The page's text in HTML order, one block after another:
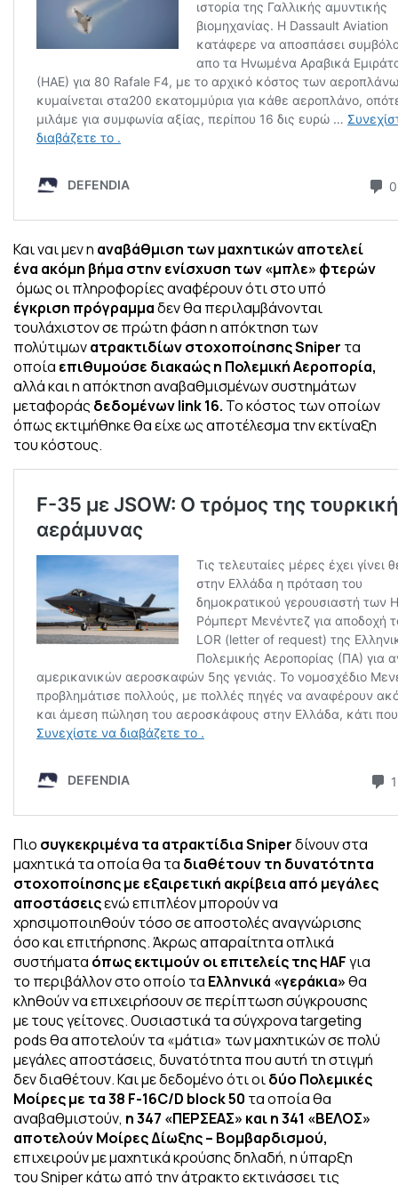
Και ναι μεν η αναβάθμιση των μαχητικών αποτελεί
ένα ακόμη βήμα στην ενίσχυση των «μπλε» φτερών
όμως οι πληροφορίες αναφέρουν ότι στο υπό
έγκριση πρόγραμμαδεν θα περιλαμβάνονται
τουλάχιστον σε πρώτη φάση η απόκτηση των
πολύτιμωνατρακτιδίων στοχοποίησης Sniper τα
οποία επιθυμούσε διακαώς η Πολεμική Αεροπορία,
αλλά και η απόκτηση αναβαθμισμένων συστημάτων
μεταφοράς δεδομένων link 16. Το κόστος των οποίων
όπως εκτιμήθηκε θα είχε ως αποτέλεσμα την εκτίναξη
του κόστους.
Πιο συγκεκριμένα τα ατρακτίδια Sniperδίνουν στα
μαχητικά τα οποία θα τα διαθέτουν τη δυνατότητα
στοχοποίησης με εξαιρετική ακρίβεια από μεγάλες
αποστάσειςενώ επιπλέον μπορούν να
χρησιμοποιηθούν τόσο σε αποστολές αναγνώρισης
όσο και επιτήρησης. Άκρως απαραίτητα οπλικά
συστήματα όπως εκτιμούν οι επιτελείς της HAFγια
το περιβάλλον στο οποίο τα Ελληνικά «γεράκια»θα
κληθούν να επιχειρήσουν σε περίπτωση σύγκρουσης
με τους γείτονες. Ουσιαστικά τα σύγχρονα targeting
pods θα αποτελούν τα «μάτια» των μαχητικών σε πολύ
μεγάλες αποστάσεις, δυνατότητα που αυτή τη στιγμή
δεν διαθέτουν. Και με δεδομένο ότι οιδύο Πολεμικές
Μοίρες με τα 38 F-16C/D block 50 τα οποία θα
αναβαθμιστούν, η 347 «ΠΕΡΣΕΑΣ» και η 341 «ΒΕΛΟΣ»
αποτελούν Μοίρες Δίωξης – Βομβαρδισμού,
επιχειρούν με μαχητικά κρούσης δηλαδή, η ύπαρξη
του Sniper κάτω από την άτρακτο εκτινάσσει τις